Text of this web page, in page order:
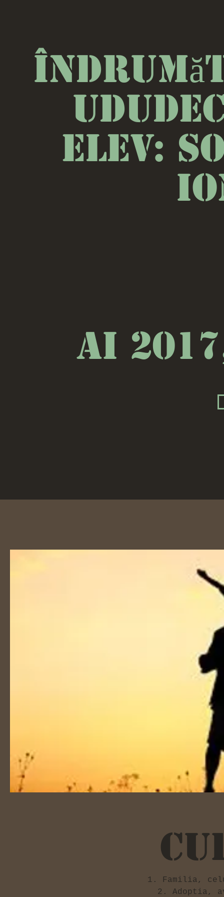
Elev:
ai
Familia,
Adoptia,